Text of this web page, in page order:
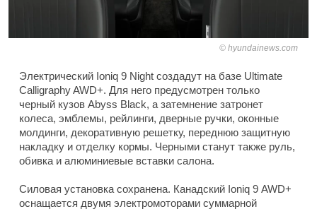
hyundainews.com
Электрический Ioniq 9 Night создадут на базе Ultimate
Calligraphy AWD+. Для него предусмотрен только
черный кузов Abyss Black, а затемнение затронет
колеса, эмблемы, рейлинги, дверные ручки, оконные
молдинги, декоративную решетку, переднюю защитную
накладку и отделку кормы. Черными станут также руль,
обивка и алюминиевые вставки салона.
Силовая установка сохранена. Канадский Ioniq 9 AWD+
оснащается двумя электромоторами суммарной